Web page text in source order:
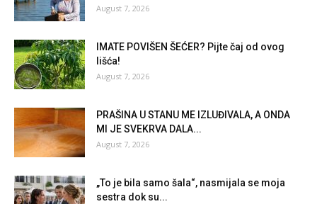
August 7, 2026
IMATE POVIŠEN ŠEĆER? Pijte čaj od ovog
lišća!
August 7, 2026
PRAŠINA U STANU ME IZLUĐIVALA, A ONDA
MI JE SVEKRVA DALA...
August 7, 2026
„To je bila samo šala“, nasmijala se moja
sestra dok su...